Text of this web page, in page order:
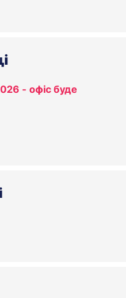
- офіс буде